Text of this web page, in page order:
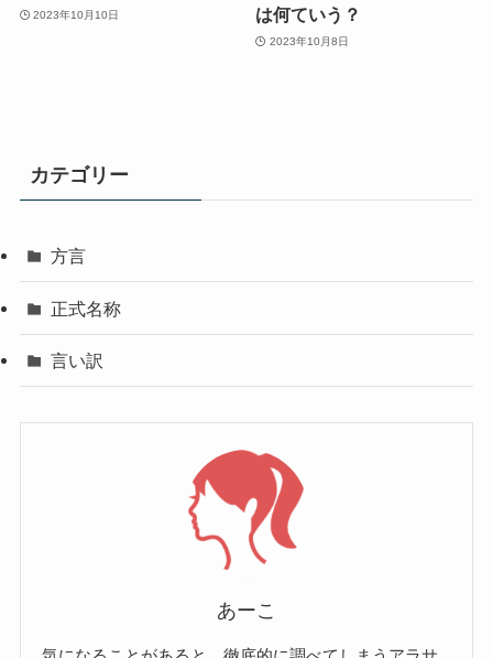
2023年10月10日
は何ていう？
2023年10月8日
カテゴリー
方言
正式名称
言い訳
あーこ